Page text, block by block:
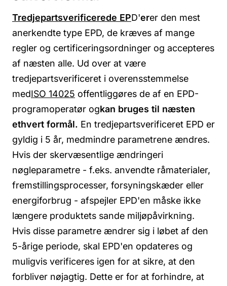
Tredjepartsverificerede EPD'erer den mest
anerkendte type EPD, de kræves af mange
regler og certificeringsordninger og accepteres
af næsten alle. Ud over at være
tredjepartsverificeret i overensstemmelse
medISO 14025 offentliggøres de af en EPD-
programoperatør ogkan bruges til næsten
ethvert formål. En tredjepartsverificeret EPD er
gyldig i 5 år, medmindre parametrene ændres.
Hvis der skervæsentlige ændringeri
nøgleparametre - f.eks. anvendte råmaterialer,
fremstillingsprocesser, forsyningskæder eller
energiforbrug - afspejler EPD'en måske ikke
længere produktets sande miljøpåvirkning.
Hvis disse parametre ændrer sig i løbet af den
5-årige periode, skal EPD'en opdateres og
muligvis verificeres igen for at sikre, at den
forbliver nøjagtig. Dette er for at forhindre, at